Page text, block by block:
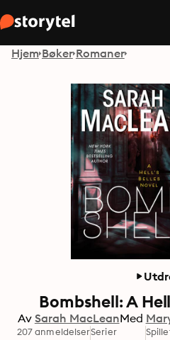
Hjem Bøker Romaner
Bombshell: A
Av Sarah MacLeanMed
207 anmeldelserSerier